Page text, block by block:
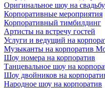
Оригинальное шоу на свадьбу
Корпоративные мероприятия
Корпоративный тимбилдинг
Артисты на встречу гостей
Услуги и ведущий на
Музыканты на корпоратив
Шоу номера на корпоратив
Танцевальное шоу на
Шоу двойников на
Народное шоу на корпоратив